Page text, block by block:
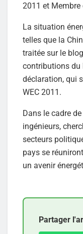
2011 et
La situation
telles que la
traitée sur le
contributions du
déclaration, qui
WEC 2011.
Dans le cadre
ingénieurs,
secteurs
pays se
un avenir
Partager